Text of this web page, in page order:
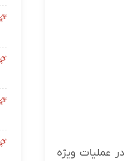
اعلام کرد عاملان شهادت مأمور کلانتری ۱۴۰ باغ‌فیض در عملیات ویژه